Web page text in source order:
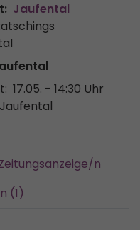
Jaufental
17.05. - 14:30 Uhr
n
(1)